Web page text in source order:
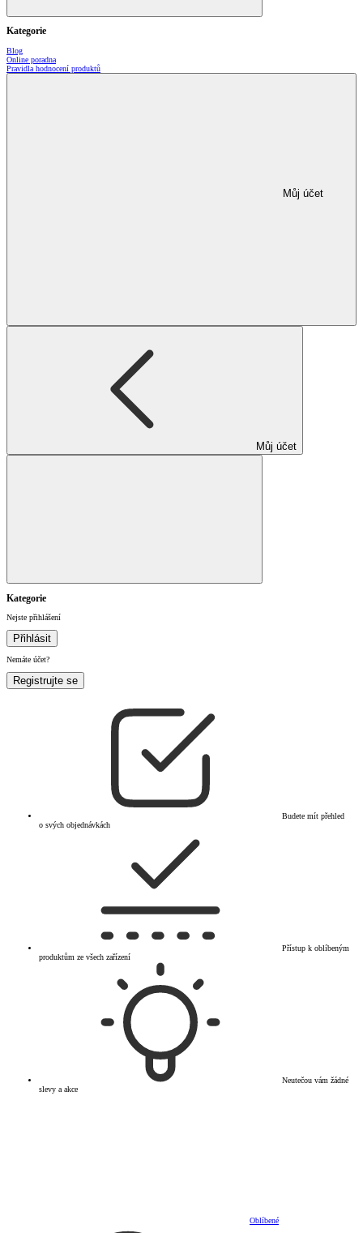
Kategorie
Blog
Online poradna
Pravidla hodnocení produktů
Můj účet
Můj účet
Kategorie
Nejste přihlášení
Přihlásit
Nemáte účet?
Registrujte se
Budete mít přehled
o svých objednávkách
Přístup k oblíbeným
produktům ze všech zařízení
Neutečou vám žádné
slevy a akce
Oblíbené